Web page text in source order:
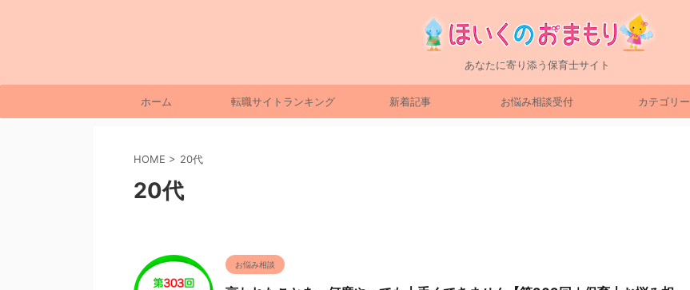
あなたに寄り添う保育士サイト
ホーム 転職サイトランキング 新着記事 お悩み相談受付 カテゴリー
HOME > 20代
20代
お悩み相談